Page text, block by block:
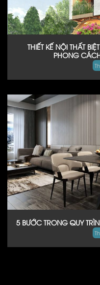
THIẾT KẾ NỘI THẤT
PHONG
5 BƯỚC TRONG QUY